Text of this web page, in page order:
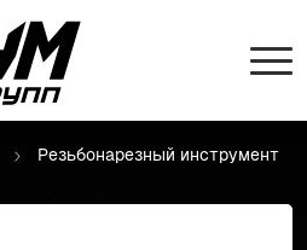
Резьбонарезный инструмент